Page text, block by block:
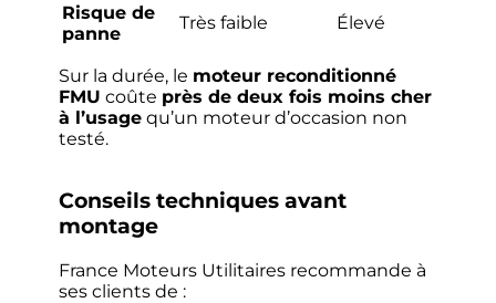
Risque de
panne
Très faible Élevé
Sur la durée, le moteur reconditionné
FMU coûte près de deux fois moins cher
à l’usage qu’un moteur d’occasion non
testé.
Conseils techniques avant
montage
France Moteurs Utilitaires recommande à
ses clients de :